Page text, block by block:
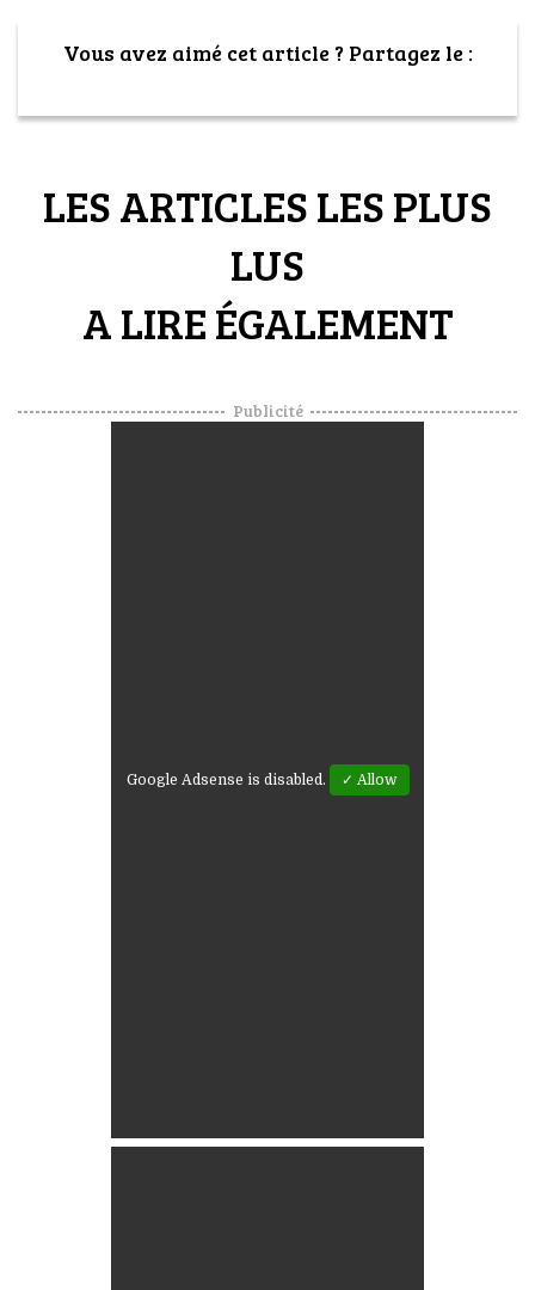
Vous avez aimé cet article ? Partagez le :
LES ARTICLES LES PLUS
LUS
A LIRE ÉGALEMENT
Publicité
Google Adsense is disabled. ✓ Allow